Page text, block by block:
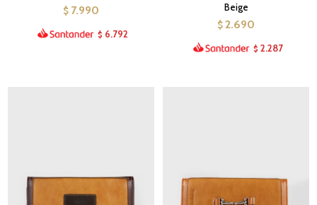
$ 7.990
$ 6.792
Beige
$ 2.690
$ 2.287